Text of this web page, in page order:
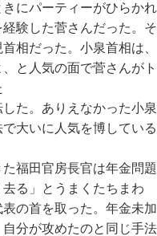
にパーティーがひらかれ
験した菅さんだった。そ
相だった。小泉首相は、
と人気の面で菅さんがト
た。ありえなかった小泉
大いに人気を博している
福田官房長官は年金問題
る」とうまくたちまわ
の首を取った。年金未加
分が攻めたのと同じ手法